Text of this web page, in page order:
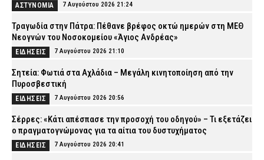
ΑΣΤΥΝΟΜΙΑ 7 Αυγούστου 2026 21:24
Τραγωδία στην Πάτρα: Πέθανε βρέφος οκτώ ημερών στη ΜΕΘ
Νεογνών του Νοσοκομείου «Άγιος Ανδρέας»
ΕΙΔΗΣΕΙΣ 7 Αυγούστου 2026 21:10
Σητεία: Φωτιά στα Αχλάδια – Μεγάλη κινητοποίηση από την
Πυροσβεστική
ΕΙΔΗΣΕΙΣ 7 Αυγούστου 2026 20:56
Σέρρες: «Κάτι απέσπασε την προσοχή του οδηγού» – Τι εξετάζει
ο πραγματογνώμονας για τα αίτια του δυστυχήματος
ΕΙΔΗΣΕΙΣ 7 Αυγούστου 2026 20:41